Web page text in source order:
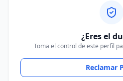
¿Eres el
Toma el control de este perfil
Reclamar